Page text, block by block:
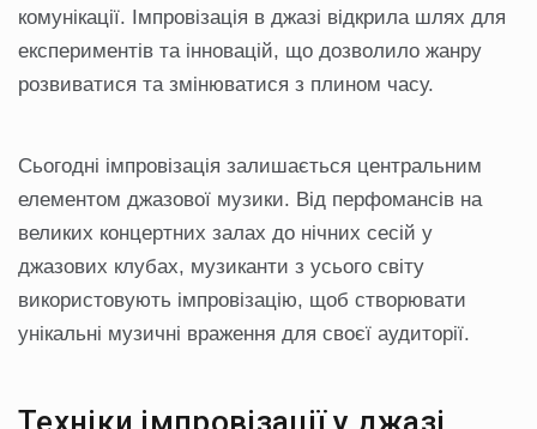
комунікації. Імпровізація в джазі відкрила шлях для
експериментів та інновацій, що дозволило жанру
розвиватися та змінюватися з плином часу.
Сьогодні імпровізація залишається центральним
елементом джазової музики. Від перфомансів на
великих концертних залах до нічних сесій у
джазових клубах, музиканти з усього світу
використовують імпровізацію, щоб створювати
унікальні музичні враження для своєї аудиторії.